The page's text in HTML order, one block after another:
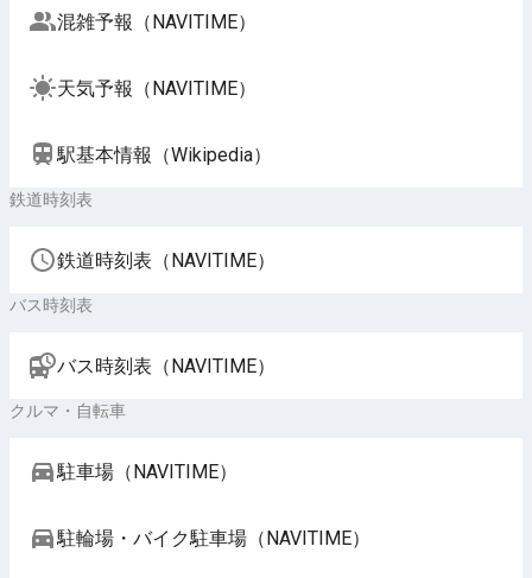
混雑予報（NAVITIME）
天気予報（NAVITIME）
駅基本情報（Wikipedia）
鉄道時刻表
鉄道時刻表（NAVITIME）
バス時刻表
バス時刻表（NAVITIME）
クルマ・自転車
駐車場（NAVITIME）
駐輪場・バイク駐車場（NAVITIME）